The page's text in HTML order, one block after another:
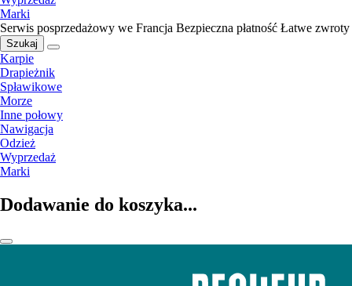
Marki
Serwis posprzedażowy we Francja Bezpieczna płatność Łatwe zwroty
Szukaj
Karpie
Drapieżnik
Spławikowe
Morze
Inne połowy
Nawigacja
Odzież
Wyprzedaż
Marki
Dodawanie do koszyka...